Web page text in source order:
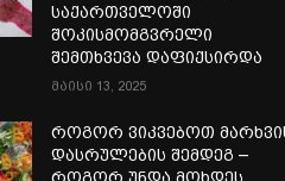
საქართველოში
შოკისმომგვრელი
შემთხვევა დაფიქსირდა
მაისი 13, 2025
როგორ ვიკვებოთ
დასრულების შემდეგ –
როგორ უნდა მოხდეს